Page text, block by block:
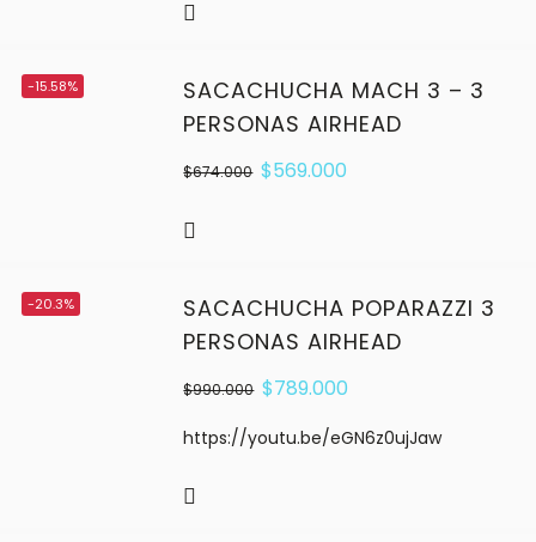
-15.58%
SACACHUCHA MACH 3 – 3
PERSONAS AIRHEAD
$674.000 $569.000
-20.3%
SACACHUCHA POPARAZZI 3
PERSONAS AIRHEAD
$990.000 $789.000
https://youtu.be/eGN6z0ujJaw